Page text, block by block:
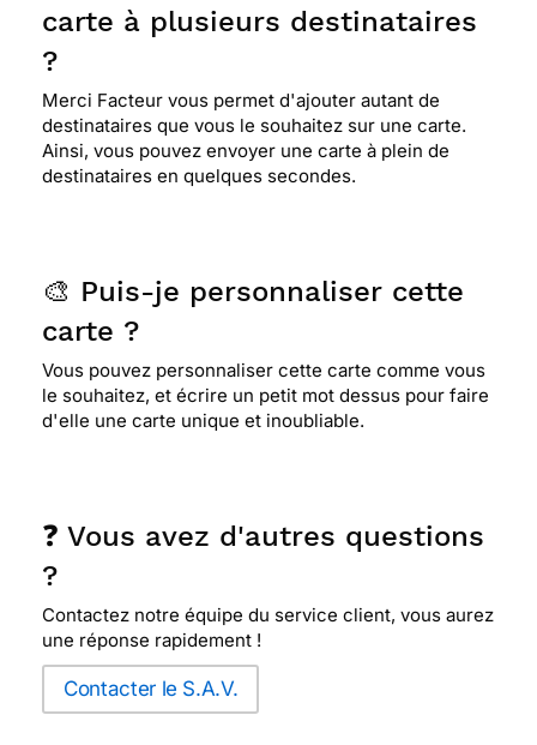
carte à plusieurs destinataires
?
Merci Facteur vous permet d'ajouter autant de
destinataires que vous le souhaitez sur une carte.
Ainsi, vous pouvez envoyer une carte à plein de
destinataires en quelques secondes.
🎨 Puis-je personnaliser cette
carte ?
Vous pouvez personnaliser cette carte comme vous
le souhaitez, et écrire un petit mot dessus pour faire
d'elle une carte unique et inoubliable.
❓ Vous avez d'autres questions
?
Contactez notre équipe du service client, vous aurez
une réponse rapidement !
Contacter le S.A.V.